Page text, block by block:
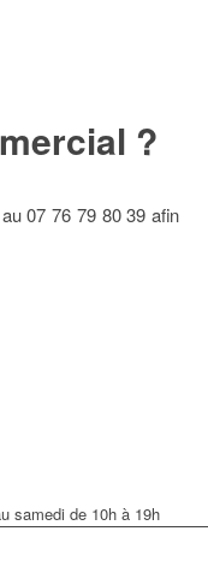
?
07 76 79 80 39 afin
samedi de 10h à 19h